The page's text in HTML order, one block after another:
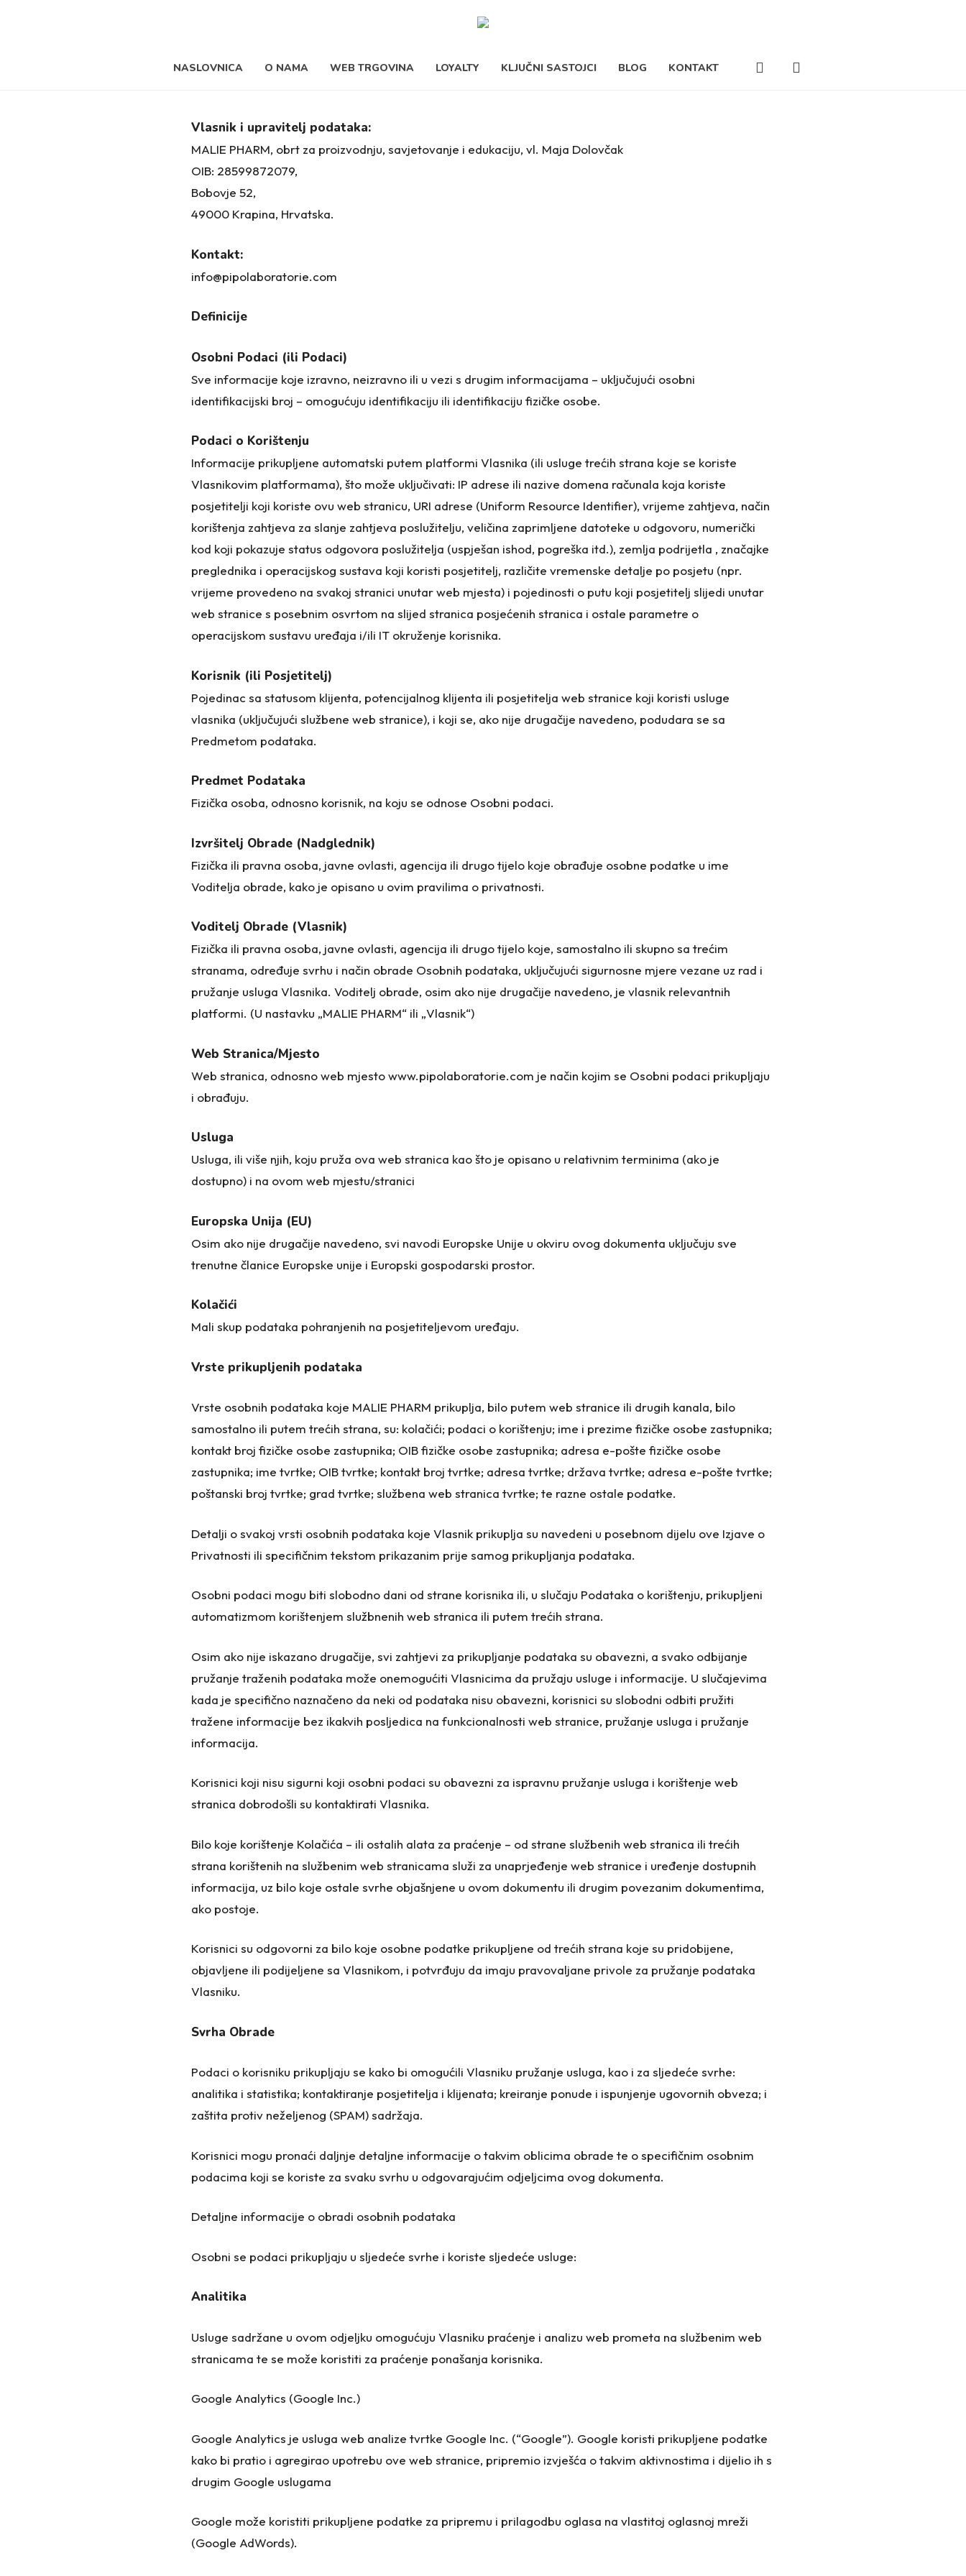
NASLOVNICA O NAMA WEB TRGOVINA LOYALTY KLJUČNI SASTOJCI BLOG KONTAKT account
Vlasnik i upravitelj podataka:
MALIE PHARM, obrt za proizvodnju, savjetovanje i edukaciju, vl. Maja Dolovčak
OIB: 28599872079,
Bobovje 52,
49000 Krapina, Hrvatska.
Kontakt:
info@pipolaboratorie.com
Definicije
Osobni Podaci (ili Podaci)
Sve informacije koje izravno, neizravno ili u vezi s drugim informacijama – uključujući osobni
identifikacijski broj – omogućuju identifikaciju ili identifikaciju fizičke osobe.
Podaci o Korištenju
Informacije prikupljene automatski putem platformi Vlasnika (ili usluge trećih strana koje se koriste
Vlasnikovim platformama), što može uključivati: IP adrese ili nazive domena računala koja koriste
posjetitelji koji koriste ovu web stranicu, URI adrese (Uniform Resource Identifier), vrijeme zahtjeva, način
korištenja zahtjeva za slanje zahtjeva poslužitelju, veličina zaprimljene datoteke u odgovoru, numerički
kod koji pokazuje status odgovora poslužitelja (uspješan ishod, pogreška itd.), zemlja podrijetla , značajke
preglednika i operacijskog sustava koji koristi posjetitelj, različite vremenske detalje po posjetu (npr.
vrijeme provedeno na svakoj stranici unutar web mjesta) i pojedinosti o putu koji posjetitelj slijedi unutar
web stranice s posebnim osvrtom na slijed stranica posjećenih stranica i ostale parametre o
operacijskom sustavu uređaja i/ili IT okruženje korisnika.
Korisnik (ili Posjetitelj)
Pojedinac sa statusom klijenta, potencijalnog klijenta ili posjetitelja web stranice koji koristi usluge
vlasnika (uključujući službene web stranice), i koji se, ako nije drugačije navedeno, podudara se sa
Predmetom podataka.
Predmet Podataka
Fizička osoba, odnosno korisnik, na koju se odnose Osobni podaci.
Izvršitelj Obrade (Nadglednik)
Fizička ili pravna osoba, javne ovlasti, agencija ili drugo tijelo koje obrađuje osobne podatke u ime
Voditelja obrade, kako je opisano u ovim pravilima o privatnosti.
Voditelj Obrade (Vlasnik)
Fizička ili pravna osoba, javne ovlasti, agencija ili drugo tijelo koje, samostalno ili skupno sa trećim
stranama, određuje svrhu i način obrade Osobnih podataka, uključujući sigurnosne mjere vezane uz rad i
pružanje usluga Vlasnika. Voditelj obrade, osim ako nije drugačije navedeno, je vlasnik relevantnih
platformi. (U nastavku „MALIE PHARM“ ili „Vlasnik“)
Web Stranica/Mjesto
Web stranica, odnosno web mjesto www.pipolaboratorie.com je način kojim se Osobni podaci prikupljaju
i obrađuju.
Usluga
Usluga, ili više njih, koju pruža ova web stranica kao što je opisano u relativnim terminima (ako je
dostupno) i na ovom web mjestu/stranici
Europska Unija (EU)
Osim ako nije drugačije navedeno, svi navodi Europske Unije u okviru ovog dokumenta uključuju sve
trenutne članice Europske unije i Europski gospodarski prostor.
Kolačići
Mali skup podataka pohranjenih na posjetiteljevom uređaju.
Vrste prikupljenih podataka
Vrste osobnih podataka koje MALIE PHARM prikuplja, bilo putem web stranice ili drugih kanala, bilo
samostalno ili putem trećih strana, su: kolačići; podaci o korištenju; ime i prezime fizičke osobe zastupnika;
kontakt broj fizičke osobe zastupnika; OIB fizičke osobe zastupnika; adresa e-pošte fizičke osobe
zastupnika; ime tvrtke; OIB tvrtke; kontakt broj tvrtke; adresa tvrtke; država tvrtke; adresa e-pošte tvrtke;
poštanski broj tvrtke; grad tvrtke; službena web stranica tvrtke; te razne ostale podatke.
Detalji o svakoj vrsti osobnih podataka koje Vlasnik prikuplja su navedeni u posebnom dijelu ove Izjave o
Privatnosti ili specifičnim tekstom prikazanim prije samog prikupljanja podataka.
Osobni podaci mogu biti slobodno dani od strane korisnika ili, u slučaju Podataka o korištenju, prikupljeni
automatizmom korištenjem službnenih web stranica ili putem trećih strana.
Osim ako nije iskazano drugačije, svi zahtjevi za prikupljanje podataka su obavezni, a svako odbijanje
pružanje traženih podataka može onemogućiti Vlasnicima da pružaju usluge i informacije. U slučajevima
kada je specifično naznačeno da neki od podataka nisu obavezni, korisnici su slobodni odbiti pružiti
tražene informacije bez ikakvih posljedica na funkcionalnosti web stranice, pružanje usluga i pružanje
informacija.
Korisnici koji nisu sigurni koji osobni podaci su obavezni za ispravnu pružanje usluga i korištenje web
stranica dobrodošli su kontaktirati Vlasnika.
Bilo koje korištenje Kolačića – ili ostalih alata za praćenje – od strane službenih web stranica ili trećih
strana korištenih na službenim web stranicama služi za unaprjeđenje web stranice i uređenje dostupnih
informacija, uz bilo koje ostale svrhe objašnjene u ovom dokumentu ili drugim povezanim dokumentima,
ako postoje.
Korisnici su odgovorni za bilo koje osobne podatke prikupljene od trećih strana koje su pridobijene,
objavljene ili podijeljene sa Vlasnikom, i potvrđuju da imaju pravovaljane privole za pružanje podataka
Vlasniku.
Svrha Obrade
Podaci o korisniku prikupljaju se kako bi omogućili Vlasniku pružanje usluga, kao i za sljedeće svrhe:
analitika i statistika; kontaktiranje posjetitelja i klijenata; kreiranje ponude i ispunjenje ugovornih obveza; i
zaštita protiv neželjenog (SPAM) sadržaja.
Korisnici mogu pronaći daljnje detaljne informacije o takvim oblicima obrade te o specifičnim osobnim
podacima koji se koriste za svaku svrhu u odgovarajućim odjeljcima ovog dokumenta.
Detaljne informacije o obradi osobnih podataka
Osobni se podaci prikupljaju u sljedeće svrhe i koriste sljedeće usluge:
Analitika
Usluge sadržane u ovom odjeljku omogućuju Vlasniku praćenje i analizu web prometa na službenim web
stranicama te se može koristiti za praćenje ponašanja korisnika.
Google Analytics (Google Inc.)
Google Analytics je usluga web analize tvrtke Google Inc. (“Google”). Google koristi prikupljene podatke
kako bi pratio i agregirao upotrebu ove web stranice, pripremio izvješća o takvim aktivnostima i dijelio ih s
drugim Google uslugama
Google može koristiti prikupljene podatke za pripremu i prilagodbu oglasa na vlastitoj oglasnoj mreži
(Google AdWords).